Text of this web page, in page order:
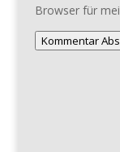
Browser für
Kommentar